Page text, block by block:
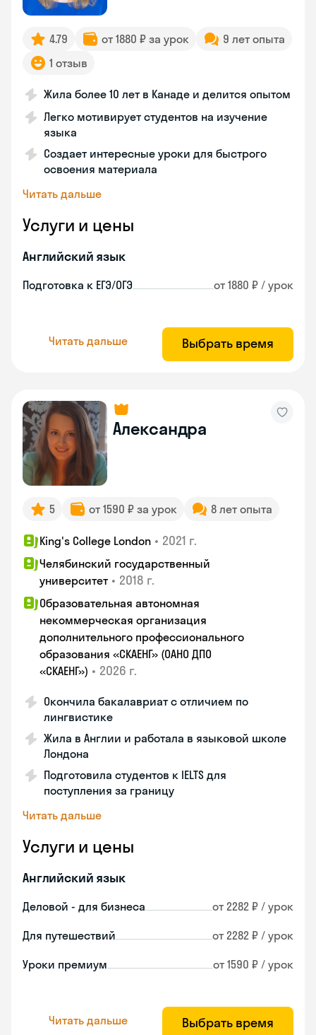
4.79 от 1880 ₽ за урок
9 лет опыта
1 отзыв
Жила более 10 лет в Канаде и делится опытом
Легко мотивирует студентов на изучение
языка
Создает интересные уроки для быстрого
освоения материала
Читать дальше
Услуги и цены
Английский язык
Подготовка к ЕГЭ/ОГЭ от 1880 ₽ / урок
Читать дальше Выбрать время
Александра
5 от 1590 ₽ за урок 8 лет опыта
King's College London • 2021 г.
Челябинский государственный
университет • 2018 г.
Образовательная автономная
некоммерческая организация
дополнительного профессионального
образования «СКАЕНГ» (ОАНО ДПО
«СКАЕНГ») • 2026 г.
Окончила бакалавриат с отличием по
лингвистике
Жила в Англии и работала в языковой школе
Лондона
Подготовила студентов к IELTS для
поступления за границу
Читать дальше
Услуги и цены
Английский язык
Деловой - для бизнеса от 2282 ₽ / урок
Для путешествий от 2282 ₽ / урок
Уроки премиум от 1590 ₽ / урок
Читать дальше Выбрать время